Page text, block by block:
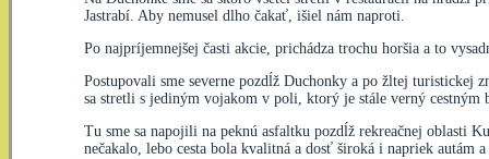
Jastrabí. Aby nemusel dlho čakať, išiel nám naproti.
Po najpríjemnejšej časti akcie, prichádza trochu horšia a to
Postupovali sme severne pozdĺž Duchonky a po žltej turistickej
sa stretli s jediným vojakom v poli, ktorý je stále verný cestným
Tu sme sa napojili na peknú asfaltku pozdĺž rekreačnej oblasti
nečakalo, lebo cesta bola kvalitná a dosť široká i napriek autám